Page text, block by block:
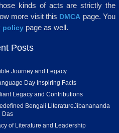
kinds of acts are strictly the
more visit this DMCA page. You
policy page as well.
Posts
Journey and Legacy
Day Inspiring Facts
Legacy and Contributions
Bengali LiteratureJibanananda
Das
of Literature and Leadership